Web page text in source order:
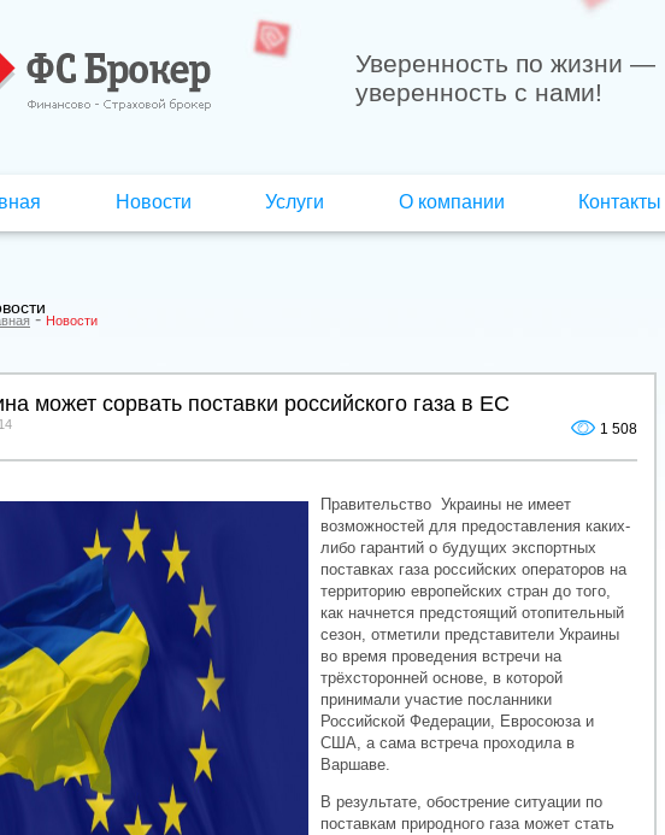
Уверенность по жизни —
уверенность с нами!
Новости Услуги О компании Контакты
-Новости
может сорвать поставки российского газа в ЕС
1 508
Правительство Украины не имеет
возможностей для предоставления каких-
либо гарантий о будущих экспортных
поставках газа российских операторов на
территорию европейских стран до того,
как начнется предстоящий отопительный
сезон, отметили представители Украины
во время проведения встречи на
трёхсторонней основе, в которой
принимали участие посланники
Российской Федерации, Евросоюза и
США, а сама встреча проходила в
Варшаве.
В результате, обострение ситуации по
поставкам природного газа может стать